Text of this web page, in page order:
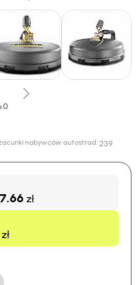
nabywców autostrad: 239
zł
zł